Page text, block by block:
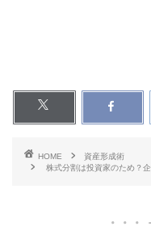
HOME
資産形成術
株式分割は投資家のため？